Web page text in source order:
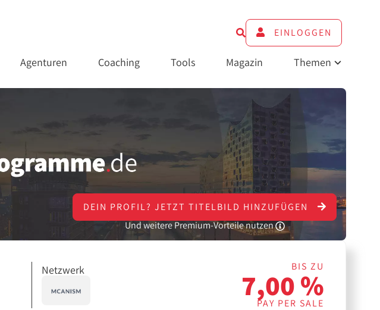
EINLOGGEN
Agenturen Coaching Tools Magazin Themen
DEIN PROFIL? JETZT TITELBILD HINZUFÜGEN
Und weitere Premium-Vorteile nutzen
Netzwerk BIS ZU
7,00 %
PAY PER SALE